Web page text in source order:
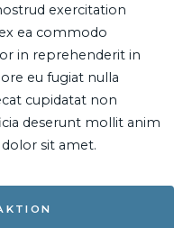
exercitation
ea commodo
in reprehenderit in
eu fugiat nulla
cupidatat non
deserunt mollit anim
sit amet.